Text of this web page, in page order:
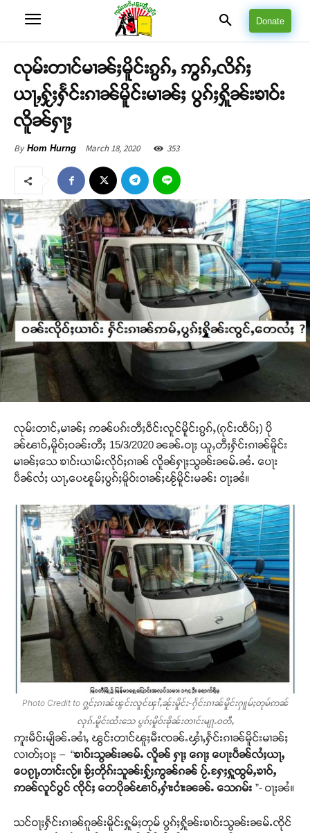
Donate
လုမ်းတၢင်မၢၼ်ႈမိူင်းၵွၵ်ႇ ဢွၵ်ႇလိၵ်ႈ
ယႃႇႁႂ်ႈႁႅင်းၵၢၼ်မိူင်းမၢၼ်ႈ ပွၵ်ႈႁိူၼ်းၶၢဝ်း
လိူၼ်ႁႃႈ
By Hom Hurng March 18, 2020 353
လုမ်းတၢင်ႇမၢၼ်ႈ ဢၼ်ပၵ်းတီႈဝဵင်းလူင်မိူင်းၵွၵ်ႇ(ၵုင်းထဵပ်ႈ) ပို
ၼ်ၽၢဝ်ႇမိူဝ်ႈဝၼ်းတီႈ 15/3/2020 ၼၼ်ႉဝႃႈ ယူႇတီႈႁႅင်းၵၢၼ်မိူင်း
မၢၼ်ႈသေ ၶၢဝ်းယၢမ်းလိုဝ်ႈၵၢၼ် လိူၼ်ႁႃႈသွၼ်းၼမ်ႉၼႆႉ ပေႃး
ပဵၼ်လႆႈ ယႃႇပေၽူမ်ႈပွၵ်ႈမိူဝ်းဝၢၼ်ႈၽႂ်မိူင်းမၼ်း ဝႃႈၼႆ။
Photo Credit to ႁွင်ႈၵၢၼ်ၽွင်းလူင်ၾၢႆႇၼႂ်းမိူင်း-ႁႅင်းၵၢၼ်မိူင်းႁူမ်ႈတုမ်ဢၼ်
လုၵ်ႉမိူင်းထႆးသေ ပွၵ်ႈမိူဝ်းၶိုၼ်းတၢင်းမျႃႉဝတီႇ
ဢူးမဵဝ်းမျိၼ်ႉၼၢႆႇ ၽွင်းတၢင်ၽူႈမီးၸၼ်ႉၾၢႆႇႁႅင်းၵၢၼ်မိူင်းမၢၼ်ႈ
လၢတ်ႈဝႃႈ – “ၶၢဝ်းသွၼ်းၼမ်ႉ လိူၼ် ႁႃႈ ၵေႃႈ ပေႃးပဵၼ်လႆႈယႃႇ
ပေၵႂႃႇတၢင်းလႂ်။ ၶႂ်ႈတိုၵ်းသူၼ်းႁႂ်ႈဢွၼ်ၵၼ် ပႂ်ႉႁႄႈႁူထွမ်ႇၶၢဝ်ႇ
ဢၼ်လူင်ပွင် ၸိုင်ႈ တေပိုၼ်ၽၢဝ်ႇႁၢႆးငၢႆးၼၼ်ႉ သေၵမ်း ”- ဝႃႈၼႆ။
သင်ဝႃႈႁႅင်းၵၢၼ်ၵူၼ်းမိူင်းႁူမ်ႈတုမ် ပွၵ်ႈႁိူၼ်းၶၢဝ်းသွၼ်းၼမ်ႉၸိုင်